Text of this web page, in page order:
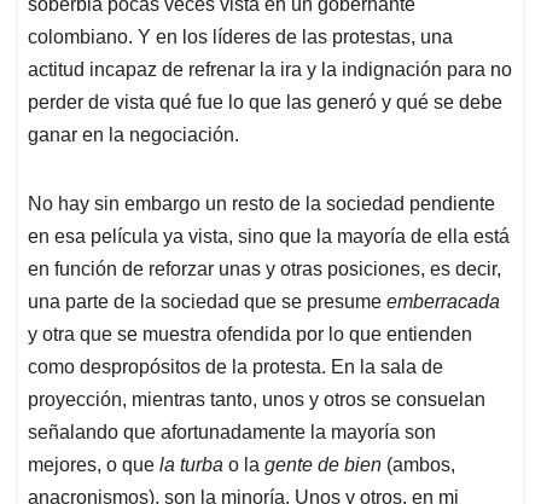
soberbia pocas veces vista en un gobernante
colombiano. Y en los líderes de las protestas, una
actitud incapaz de refrenar la ira y la indignación para no
perder de vista qué fue lo que las generó y qué se debe
ganar en la negociación.
No hay sin embargo un resto de la sociedad pendiente
en esa película ya vista, sino que la mayoría de ella está
en función de reforzar unas y otras posiciones, es decir,
una parte de la sociedad que se presume emberracada
y otra que se muestra ofendida por lo que entienden
como despropósitos de la protesta. En la sala de
proyección, mientras tanto, unos y otros se consuelan
señalando que afortunadamente la mayoría son
mejores, o que la turba o la gente de bien (ambos,
anacronismos), son la minoría. Unos y otros, en mi